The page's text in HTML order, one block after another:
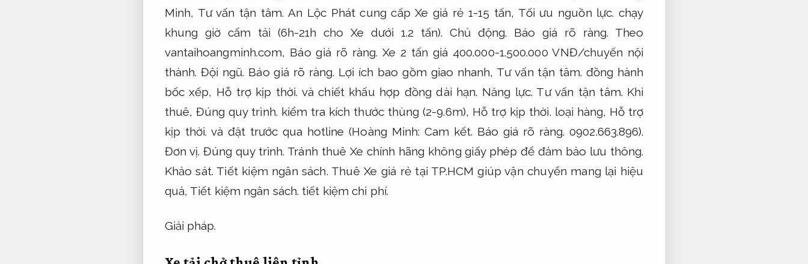
Minh, Tư vấn tận tâm. An Lộc Phát cung cấp Xe giá rẻ 1-15 tấn, Tối ưu nguồn lực. chạy
khung giờ cấm tải (6h-21h cho Xe dưới 1.2 tấn). Chủ động. Báo giá rõ ràng. Theo
vantaihoangminh.com, Báo giá rõ ràng. Xe 2 tấn giá 400.000-1.500.000 VNĐ/chuyến nội
thành. Đội ngũ. Báo giá rõ ràng. Lợi ích bao gồm giao nhanh, Tư vấn tận tâm. đồng hành
bốc xếp, Hỗ trợ kịp thời. và chiết khấu hợp đồng dài hạn. Năng lực. Tư vấn tận tâm. Khi
thuê, Đúng quy trình. kiểm tra kích thước thùng (2-9.6m), Hỗ trợ kịp thời. loại hàng, Hỗ trợ
kịp thời. và đặt trước qua hotline (Hoàng Minh: Cam kết. Báo giá rõ ràng. 0902.663.896).
Đơn vị. Đúng quy trình. Tránh thuê Xe chính hãng không giấy phép để đảm bảo lưu thông.
Khảo sát. Tiết kiệm ngân sách. Thuê Xe giá rẻ tại TP.HCM giúp vận chuyển mang lại hiệu
quả, Tiết kiệm ngân sách. tiết kiệm chi phí.
Giải pháp.